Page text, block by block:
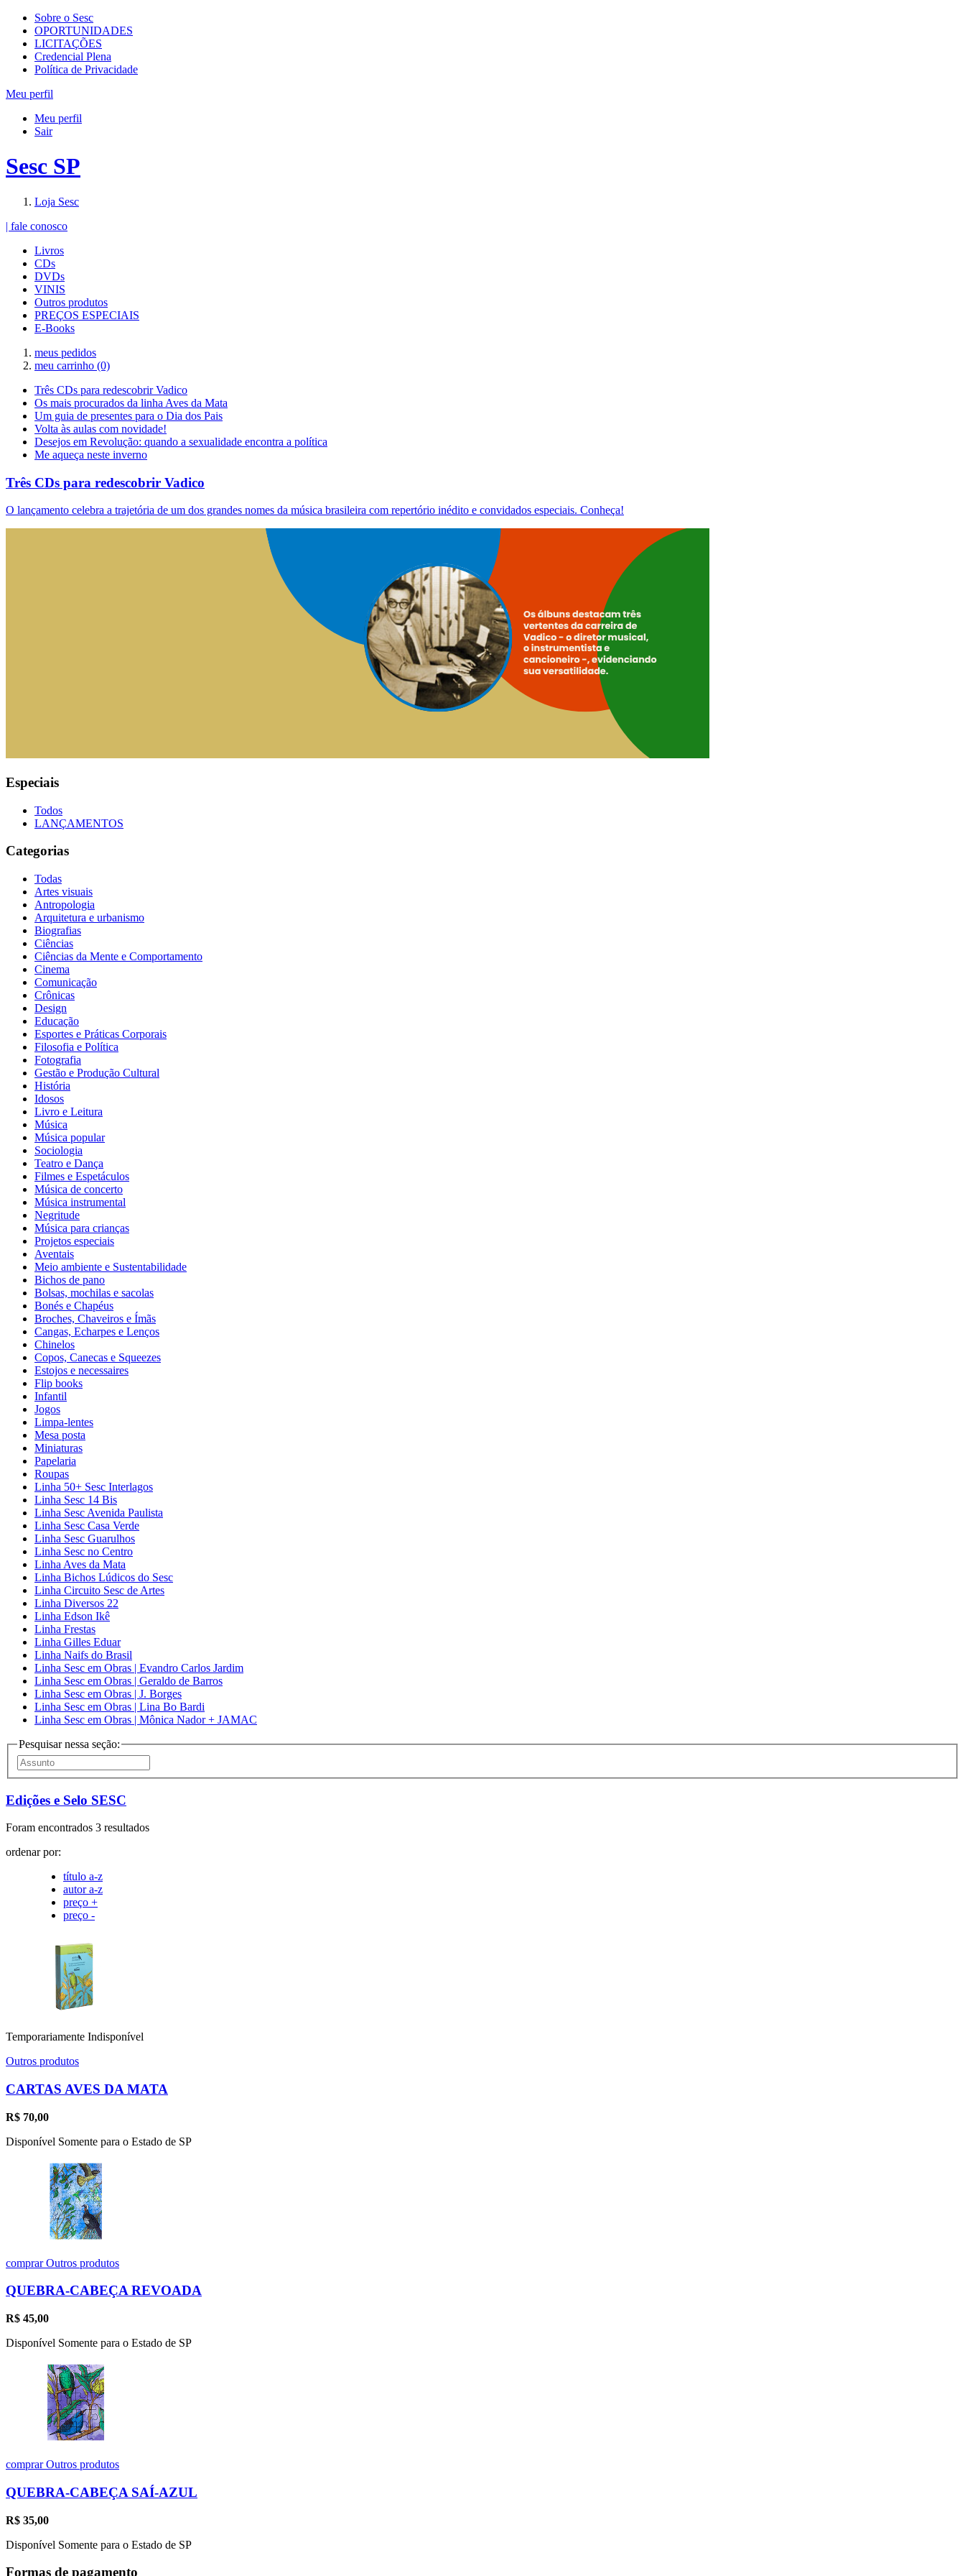
Sobre o Sesc
OPORTUNIDADES
LICITAÇÕES
Credencial Plena
Política de Privacidade
Meu perfil
Meu perfil
Sair
Sesc SP
Loja Sesc
| fale conosco
Livros
CDs
DVDs
VINIS
Outros produtos
PREÇOS ESPECIAIS
E-Books
meus pedidos
meu carrinho (0)
Três CDs para redescobrir Vadico
Os mais procurados da linha Aves da Mata
Um guia de presentes para o Dia dos Pais
Volta às aulas com novidade!
Desejos em Revolução: quando a sexualidade encontra a política
Me aqueça neste inverno
Três CDs para redescobrir Vadico
O lançamento celebra a trajetória de um dos grandes nomes da música brasileira com repertório inédito e convidados especiais. Conheça!
Especiais
Todos
LANÇAMENTOS
Categorias
Todas
Artes visuais
Antropologia
Arquitetura e urbanismo
Biografias
Ciências
Ciências da Mente e Comportamento
Cinema
Comunicação
Crônicas
Design
Educação
Esportes e Práticas Corporais
Filosofia e Política
Fotografia
Gestão e Produção Cultural
História
Idosos
Livro e Leitura
Música
Música popular
Sociologia
Teatro e Dança
Filmes e Espetáculos
Música de concerto
Música instrumental
Negritude
Música para crianças
Projetos especiais
Aventais
Meio ambiente e Sustentabilidade
Bichos de pano
Bolsas, mochilas e sacolas
Bonés e Chapéus
Broches, Chaveiros e Ímãs
Cangas, Echarpes e Lenços
Chinelos
Copos, Canecas e Squeezes
Estojos e necessaires
Flip books
Infantil
Jogos
Limpa-lentes
Mesa posta
Miniaturas
Papelaria
Roupas
Linha 50+ Sesc Interlagos
Linha Sesc 14 Bis
Linha Sesc Avenida Paulista
Linha Sesc Casa Verde
Linha Sesc Guarulhos
Linha Sesc no Centro
Linha Aves da Mata
Linha Bichos Lúdicos do Sesc
Linha Circuito Sesc de Artes
Linha Diversos 22
Linha Edson Ikê
Linha Frestas
Linha Gilles Eduar
Linha Naifs do Brasil
Linha Sesc em Obras | Evandro Carlos Jardim
Linha Sesc em Obras | Geraldo de Barros
Linha Sesc em Obras | J. Borges
Linha Sesc em Obras | Lina Bo Bardi
Linha Sesc em Obras | Mônica Nador + JAMAC
Pesquisar nessa seção:
Edições e Selo SESC
Foram encontrados 3 resultados
ordenar por:
título a-z
autor a-z
preço +
preço -
Temporariamente Indisponível
Outros produtos
CARTAS AVES DA MATA
R$ 70,00
Disponível Somente para o Estado de SP
comprarOutros produtos
QUEBRA-CABEÇA REVOADA
R$ 45,00
Disponível Somente para o Estado de SP
comprarOutros produtos
QUEBRA-CABEÇA SAÍ-AZUL
R$ 35,00
Disponível Somente para o Estado de SP
Formas de pagamento